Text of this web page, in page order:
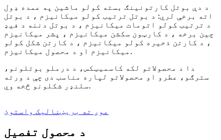
د دې بوتل کارتونینګ بسته کولو ماشین په عمده ډول
اته برخې لري: د بوتل ترتیب کولو میکانیزم ، د بوتل
د ترتیب کولو اتومات میکانیزم ، د بوتل دننه د فیډ
چین برخه ، د کارټون سکشن میکانیزم ، پشر میکانیزم
، د کارتن ذخیره کولو میکانیزم ، د کارتن شکل کولو
میکانیزم او د محصول میکانیزم.
دا د محصولاتو لکه کاسمیټکس، د درملو بوتلونو،
سترګو، عطرو او محصولاتو لپاره مناسب دی چې د ورته
سلنډر شکلونو څخه وي.
موږ ته بریښنالیک واستوئ
د محصول تفصیل